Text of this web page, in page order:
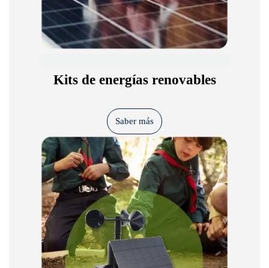
Kits de energías renovables
Saber más